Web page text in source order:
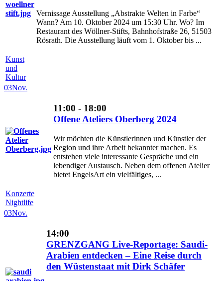
Vernissage Ausstellung „Abstrakte Welten in Farbe“
Wann? Am 10. Oktober 2024 um 15:30 Uhr. Wo? Im
Restaurant des Wöllner-Stifts, Bahnhofstraße 26, 51503
Rösrath. Die Ausstellung läuft vom 1. Oktober bis ...
Kunst
und
Kultur
03Nov.
11:00 - 18:00
Offene Ateliers Oberberg 2024
Wir möchten die Künstlerinnen und Künstler der
Region und ihre Arbeit bekannter machen. Es
entstehen viele interessante Gespräche und ein
lebendiger Austausch. Neben dem offenen Atelier
bietet EngelsArt ein vielfältiges, ...
Konzerte
Nightlife
03Nov.
14:00
GRENZGANG Live-Reportage: Saudi-
Arabien entdecken – Eine Reise durch
den Wüstenstaat mit Dirk Schäfer